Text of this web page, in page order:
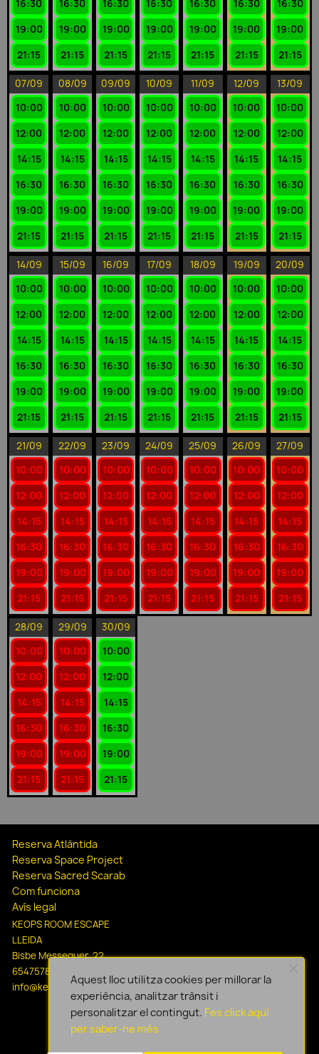
16:30
19:00
21:15
16:30
19:00
21:15
16:30
19:00
21:15
16:30
19:00
21:15
16:30
19:00
21:15
16:30
19:00
21:15
16:30
19:00
21:15
07/09
10:00
12:00
14:15
16:30
19:00
21:15
08/09
10:00
12:00
14:15
16:30
19:00
21:15
09/09
10:00
12:00
14:15
16:30
19:00
21:15
10/09
10:00
12:00
14:15
16:30
19:00
21:15
11/09
10:00
12:00
14:15
16:30
19:00
21:15
12/09
10:00
12:00
14:15
16:30
19:00
21:15
13/09
10:00
12:00
14:15
16:30
19:00
21:15
14/09
10:00
12:00
14:15
16:30
19:00
21:15
15/09
10:00
12:00
14:15
16:30
19:00
21:15
16/09
10:00
12:00
14:15
16:30
19:00
21:15
17/09
10:00
12:00
14:15
16:30
19:00
21:15
18/09
10:00
12:00
14:15
16:30
19:00
21:15
19/09
10:00
12:00
14:15
16:30
19:00
21:15
20/09
10:00
12:00
14:15
16:30
19:00
21:15
21/09
10:00
12:00
14:15
16:30
19:00
21:15
22/09
10:00
12:00
14:15
16:30
19:00
21:15
23/09
10:00
12:00
14:15
16:30
19:00
21:15
24/09
10:00
12:00
14:15
16:30
19:00
21:15
25/09
10:00
12:00
14:15
16:30
19:00
21:15
26/09
10:00
12:00
14:15
16:30
19:00
21:15
27/09
10:00
12:00
14:15
16:30
19:00
21:15
28/09
10:00
12:00
14:15
16:30
19:00
21:15
29/09
10:00
12:00
14:15
16:30
19:00
21:15
30/09
10:00
12:00
14:15
16:30
19:00
21:15
Reserva Atlàntida
Reserva Space Project
Reserva Sacred Scarab
Com funciona
Avís legal
KEOPS ROOM ESCAPE
LLEIDA
Bisbe Messeguer, 22
654757806
info@keopsescapelleida.com
Aquest lloc utilitza cookies per millorar la
experiència, analitzar trànsit i
personalitzar el contingut. Fes click aquí
per saber-ne més